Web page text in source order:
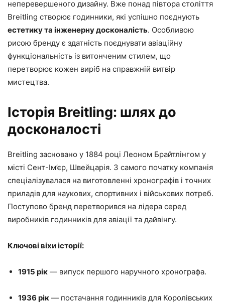
неперевершеного дизайну. Вже понад півтора століття
Breitling створює годинники, які успішно поєднують
естетику та інженерну досконалість. Особливою
рисою бренду є здатність поєднувати авіаційну
функціональність із витонченим стилем, що
перетворює кожен виріб на справжній витвір
мистецтва.
Історія Breitling: шлях до
досконалості
Breitling засновано у 1884 році Леоном Брайтлінгом у
місті Сент-Ім’єр, Швейцарія. З самого початку компанія
спеціалізувалася на виготовленні хронографів і точних
приладів для наукових, спортивних і військових потреб.
Поступово бренд перетворився на лідера серед
виробників годинників для авіації та дайвінгу.
Ключові віхи історії:
1915 рік — випуск першого наручного хронографа.
1936 рік — постачання годинників для Королівських